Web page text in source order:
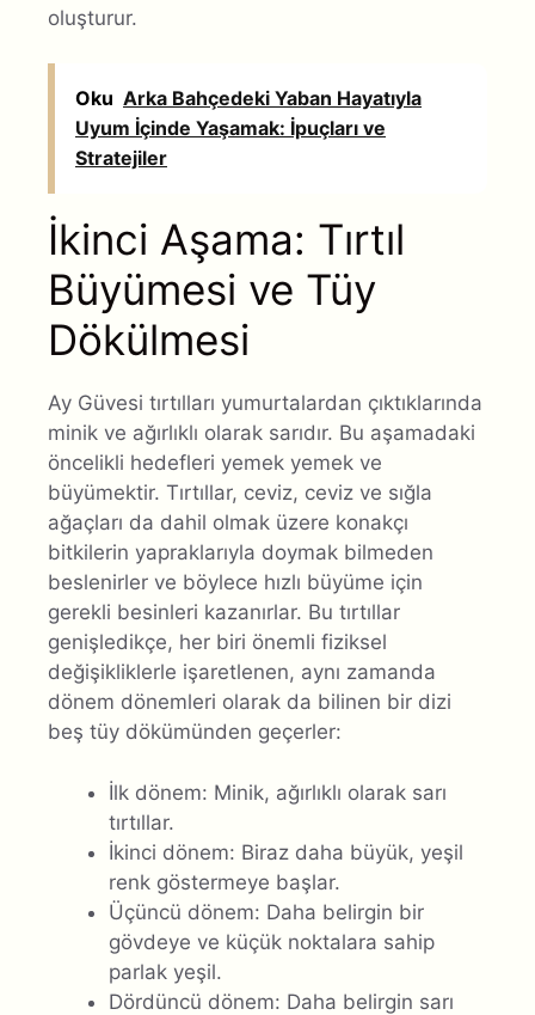
oluşturur.
Oku Arka Bahçedeki Yaban Hayatıyla
Uyum İçinde Yaşamak: İpuçları ve
Stratejiler
İkinci Aşama: Tırtıl
Büyümesi ve Tüy
Dökülmesi
Ay Güvesi tırtılları yumurtalardan çıktıklarında
minik ve ağırlıklı olarak sarıdır. Bu aşamadaki
öncelikli hedefleri yemek yemek ve
büyümektir. Tırtıllar, ceviz, ceviz ve sığla
ağaçları da dahil olmak üzere konakçı
bitkilerin yapraklarıyla doymak bilmeden
beslenirler ve böylece hızlı büyüme için
gerekli besinleri kazanırlar. Bu tırtıllar
genişledikçe, her biri önemli fiziksel
değişikliklerle işaretlenen, aynı zamanda
dönem dönemleri olarak da bilinen bir dizi
beş tüy dökümünden geçerler:
İlk dönem: Minik, ağırlıklı olarak sarı
tırtıllar.
İkinci dönem: Biraz daha büyük, yeşil
renk göstermeye başlar.
Üçüncü dönem: Daha belirgin bir
gövdeye ve küçük noktalara sahip
parlak yeşil.
Dördüncü dönem: Daha belirgin sarı